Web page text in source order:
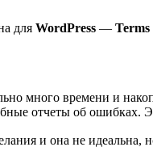
для WordPress — Terms
много времени и
отчеты об ошибках.
и она не